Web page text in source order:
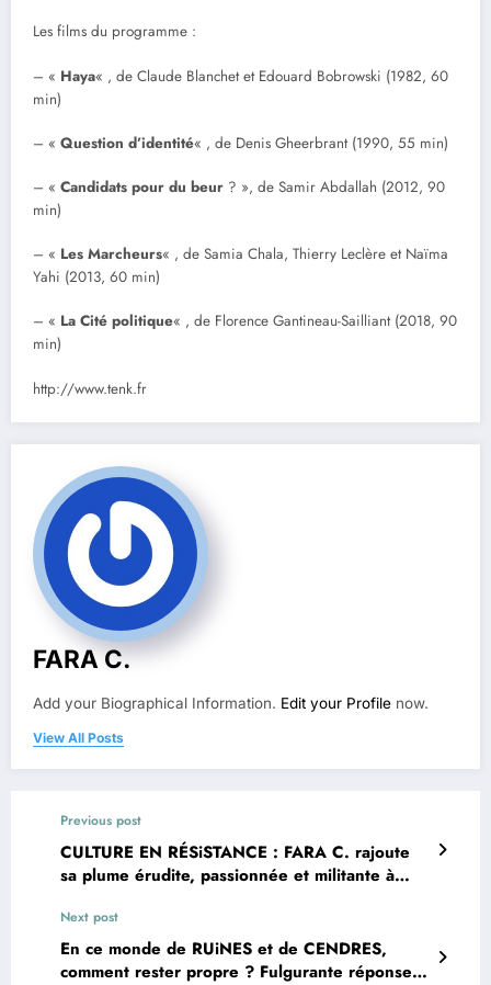
Les films du programme :
– « Haya« , de Claude Blanchet et Edouard Bobrowski (1982, 60
min)
– « Question d’identité« , de Denis Gheerbrant (1990, 55 min)
– « Candidats pour du beur ? », de Samir Abdallah (2012, 90
min)
– « Les Marcheurs« , de Samia Chala, Thierry Leclère et Naïma
Yahi (2013, 60 min)
– « La Cité politique« , de Florence Gantineau-Sailliant (2018, 90
min)
http://www.tenk.fr
FARA C.
Add your Biographical Information. Edit your Profile now.
View All Posts
Previous post
CULTURE EN RÉSiSTANCE : FARA C. rajoute
sa plume érudite, passionnée et militante à
Next post
En ce monde de RUiNES et de CENDRES,
comment rester propre ? Fulgurante réponse